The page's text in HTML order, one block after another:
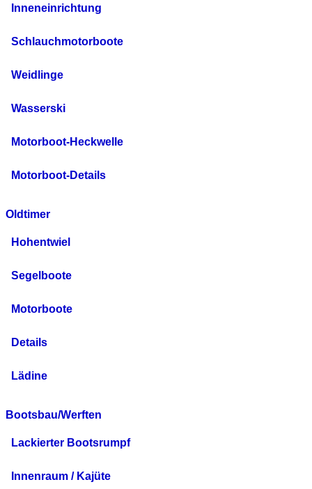
Inneneinrichtung
Schlauchmotorboote
Weidlinge
Wasserski
Motorboot-Heckwelle
Motorboot-Details
Oldtimer
Hohentwiel
Segelboote
Motorboote
Details
Lädine
Bootsbau/Werften
Lackierter Bootsrumpf
Innenraum / Kajüte